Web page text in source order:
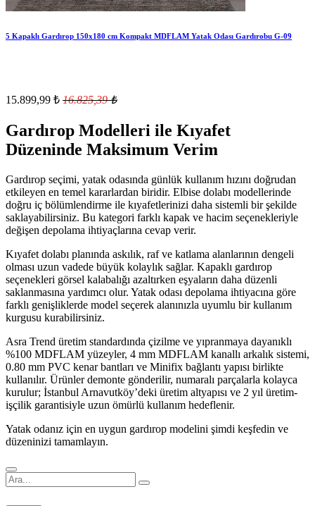
5 Kapaklı Gardırop 150x180 cm Kompakt MDFLAM Yatak Odası Gardırobu G-09
15.899,99 ₺ 16.825,39₺
Gardırop Modelleri ile Kıyafet
Düzeninde Maksimum Verim
Gardırop seçimi, yatak odasında günlük kullanım hızını doğrudan
etkileyen en temel kararlardan biridir. Elbise dolabı modellerinde
doğru iç bölümlendirme ile kıyafetlerinizi daha sistemli bir şekilde
saklayabilirsiniz. Bu kategori farklı kapak ve hacim seçenekleriyle
değişen depolama ihtiyaçlarına cevap verir.
Kıyafet dolabı planında askılık, raf ve katlama alanlarının dengeli
olması uzun vadede büyük kolaylık sağlar. Kapaklı gardırop
seçenekleri görsel kalabalığı azaltırken eşyaların daha düzenli
saklanmasına yardımcı olur. Yatak odası depolama ihtiyacına göre
farklı genişliklerde model seçerek alanınızla uyumlu bir kullanım
kurgusu kurabilirsiniz.
Asra Trend üretim standardında çizilme ve yıpranmaya dayanıklı
%100 MDFLAM yüzeyler, 4 mm MDFLAM kanallı arkalık sistemi,
0.80 mm PVC kenar bantları ve Minifix bağlantı yapısı birlikte
kullanılır. Ürünler demonte gönderilir, numaralı parçalarla kolayca
kurulur; İstanbul Arnavutköy’deki üretim altyapısı ve 2 yıl üretim-
işçilik garantisiyle uzun ömürlü kullanım hedeflenir.
Yatak odanız için en uygun gardırop modelini şimdi keşfedin ve
düzeninizi tamamlayın.